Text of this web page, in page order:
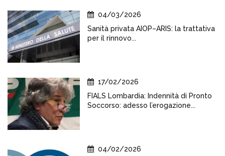
04/03/2026
Sanità privata AIOP–ARIS: la trattativa
per il rinnovo...
17/02/2026
FIALS Lombardia: Indennità di Pronto
Soccorso: adesso l’erogazione...
04/02/2026